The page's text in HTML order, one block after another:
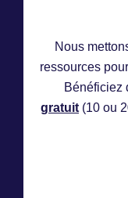
Nous
ressources
Bénéficiez
gratuit (10 ou